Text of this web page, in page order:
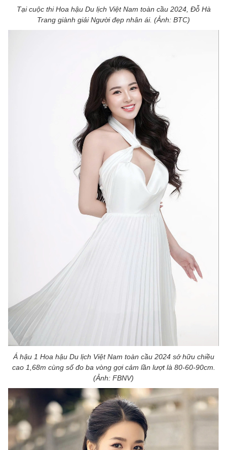
Tại cuộc thi Hoa hậu Du lịch Việt Nam toàn cầu 2024, Đỗ Hà
Trang giành giải Người đẹp nhân ái. (Ảnh: BTC)
Á hậu 1 Hoa hậu Du lịch Việt Nam toàn cầu 2024 sở hữu chiều
cao 1,68m cùng số đo ba vòng gợi cảm lần lượt là 80-60-90cm.
(Ảnh: FBNV)